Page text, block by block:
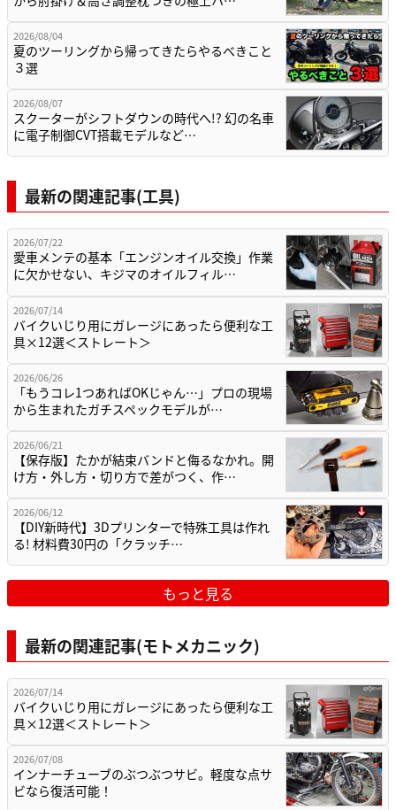
2026/08/04
夏のツーリングから帰ってきたらやるべきこと
３選
2026/08/07
スクーターがシフトダウンの時代へ!? 幻の名車
に電子制御CVT搭載モデルなど…
最新の関連記事(工具)
2026/07/22
愛車メンテの基本「エンジンオイル交換」作業
に欠かせない、キジマのオイルフィル…
2026/07/14
バイクいじり用にガレージにあったら便利な工
具×12選＜ストレート＞
2026/06/26
「もうコレ1つあればOKじゃん…」プロの現場
から生まれたガチスペックモデルが…
2026/06/21
【保存版】たかが結束バンドと侮るなかれ。開
け方・外し方・切り方で差がつく、作…
2026/06/12
【DIY新時代】3Dプリンターで特殊工具は作れ
る! 材料費30円の「クラッチ…
もっと見る
最新の関連記事(モトメカニック)
2026/07/14
バイクいじり用にガレージにあったら便利な工
具×12選＜ストレート＞
2026/07/08
インナーチューブのぶつぶつサビ。軽度な点サ
ビなら復活可能！